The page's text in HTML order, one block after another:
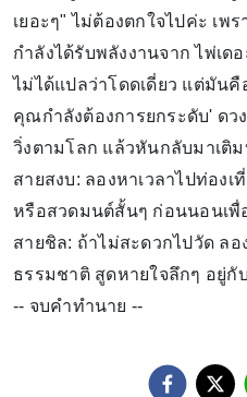
เยอะๆ" ไม่ต้องตกใจไปค่ะ เ
กำลังได้รับพลังงานจาก ไพ่เด
ไม่ได้แปลว่าโดดเดี่ยว แต่มัน
คุณกำลังต้องการยกระดับ' ด
วิ่งตามโลก แล้วหันกลับมาเติ
สายสงบ: ลองหาเวลาไปท่อง
หรือสวดมนต์สั้นๆ ก่อนนอนเพื่
สายชิล: ถ้าไม่สะดวกไปวัด ลอ
ธรรมชาติ สูดหายใจลึกๆ อยู่กั
-- จบคำทำนาย --